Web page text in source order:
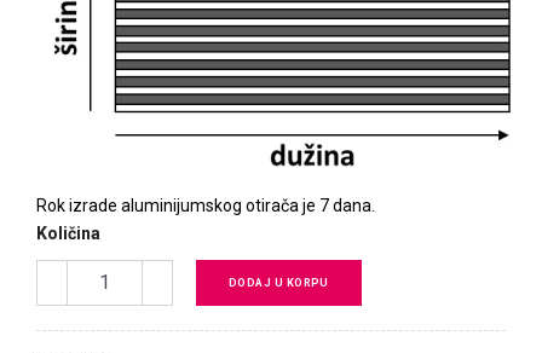
Rok izrade aluminijumskog otirača je 7 dana.
Količina
DODAJ U KORPU